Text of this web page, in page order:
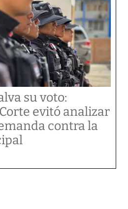
su voto:
evitó analizar
contra la